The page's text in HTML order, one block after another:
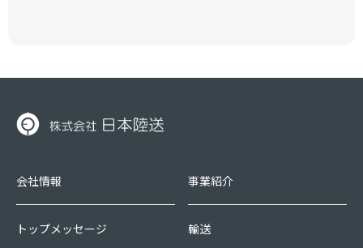
会社情報
トップメッセージ
事業紹介
輸送